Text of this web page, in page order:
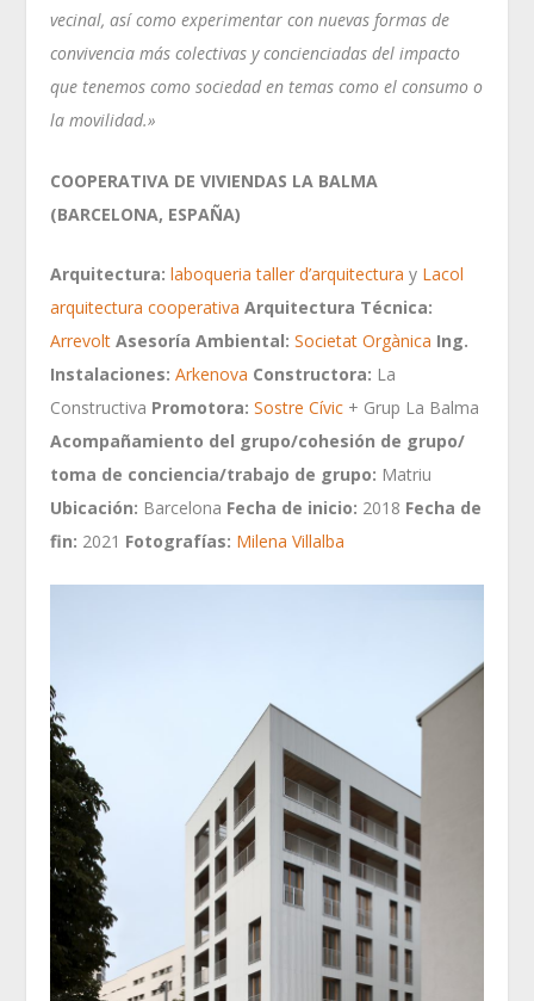
vecinal, así como experimentar con nuevas formas de
convivencia más colectivas y concienciadas del impacto
que tenemos como sociedad en temas como el consumo o
la movilidad.»
COOPERATIVA DE VIVIENDAS LA BALMA
(BARCELONA, ESPAÑA)
Arquitectura: laboqueria taller d’arquitectura y Lacol
arquitectura cooperativa Arquitectura Técnica:
Arrevolt Asesoría Ambiental: Societat Orgànica Ing.
Instalaciones: Arkenova Constructora: La
Constructiva Promotora: Sostre Cívic + Grup La Balma
Acompañamiento del grupo/cohesión de grupo/
toma de conciencia/trabajo de grupo: Matriu
Ubicación: Barcelona Fecha de inicio: 2018 Fecha de
fin: 2021 Fotografías: Milena Villalba